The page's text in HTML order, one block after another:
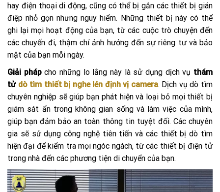
hay điện thoại di động, cũng có thể bị gắn các thiết bị gián
điệp nhỏ gọn nhưng nguy hiểm. Những thiết bị này có thể
ghi lại mọi hoạt động của bạn, từ các cuộc trò chuyện đến
các chuyến đi, thậm chí ảnh hưởng đến sự riêng tư và bảo
mật của bạn mỗi ngày.
Giải phápcho những lo lắng này là sử dụng dịch vụ thám
tử dò tìm thiết bị nghe lén định vị camera. Dịch vụ dò tìm
chuyên nghiệp sẽ giúp bạn phát hiện và loại bỏ mọi thiết bị
giám sát ẩn trong không gian sống và làm việc của mình,
giúp bạn đảm bảo an toàn thông tin tuyệt đối. Các chuyên
gia sẽ sử dụng công nghệ tiên tiến và các thiết bị dò tìm
hiện đại để kiểm tra mọi ngóc ngách, từ các thiết bị điện tử
trong nhà đến các phương tiện di chuyển của bạn.